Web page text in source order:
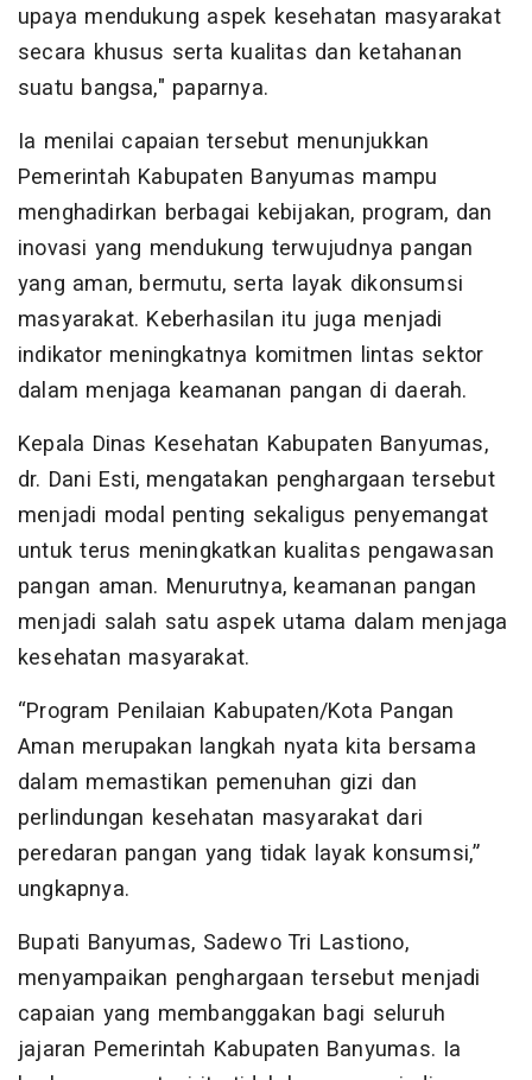
upaya mendukung aspek kesehatan masyarakat
secara khusus serta kualitas dan ketahanan
suatu bangsa," paparnya.
Ia menilai capaian tersebut menunjukkan
Pemerintah Kabupaten Banyumas mampu
menghadirkan berbagai kebijakan, program, dan
inovasi yang mendukung terwujudnya pangan
yang aman, bermutu, serta layak dikonsumsi
masyarakat. Keberhasilan itu juga menjadi
indikator meningkatnya komitmen lintas sektor
dalam menjaga keamanan pangan di daerah.
Kepala Dinas Kesehatan Kabupaten Banyumas,
dr. Dani Esti, mengatakan penghargaan tersebut
menjadi modal penting sekaligus penyemangat
untuk terus meningkatkan kualitas pengawasan
pangan aman. Menurutnya, keamanan pangan
menjadi salah satu aspek utama dalam menjaga
kesehatan masyarakat.
“Program Penilaian Kabupaten/Kota Pangan
Aman merupakan langkah nyata kita bersama
dalam memastikan pemenuhan gizi dan
perlindungan kesehatan masyarakat dari
peredaran pangan yang tidak layak konsumsi,”
ungkapnya.
Bupati Banyumas, Sadewo Tri Lastiono,
menyampaikan penghargaan tersebut menjadi
capaian yang membanggakan bagi seluruh
jajaran Pemerintah Kabupaten Banyumas. Ia